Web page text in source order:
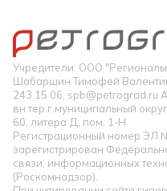
Учредители: ООО
Шабаршин Тимофей
243 15 06, spb@petrograd.ru
вн.тер.г.муниципальный
60, литера Д, пом. 1-Н
Регистрационный номер ЭЛ
зарегистрирован
связи, информационных
(Роскомнадзор).